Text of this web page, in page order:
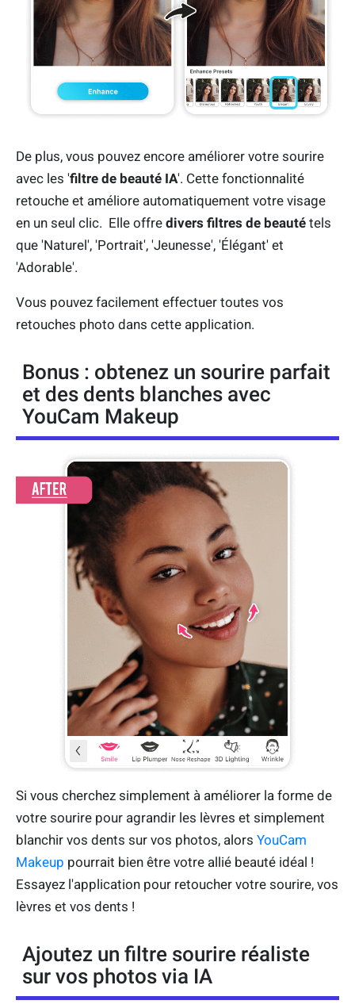
De plus, vous pouvez encore améliorer votre sourire
avec les 'filtre de beauté IA'. Cette fonctionnalité
retouche et améliore automatiquement votre visage
en un seul clic. Elle offre divers filtres de beauté tels
que 'Naturel', 'Portrait', 'Jeunesse', 'Élégant' et
'Adorable'.
Vous pouvez facilement effectuer toutes vos
retouches photo dans cette application.
Bonus : obtenez un sourire parfait
et des dents blanches avec
YouCam Makeup
Si vous cherchez simplement à améliorer la forme de
votre sourire pour agrandir les lèvres et simplement
blanchir vos dents sur vos photos, alors YouCam
Makeup pourrait bien être votre allié beauté idéal !
Essayez l'application pour retoucher votre sourire, vos
lèvres et vos dents !
Ajoutez un filtre sourire réaliste
sur vos photos via IA